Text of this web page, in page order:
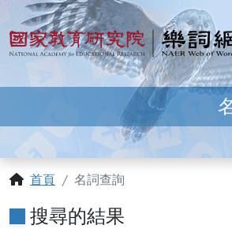
跳到主要內容
:::
國家教育研究
首頁
名詞查詢
搜尋的結果